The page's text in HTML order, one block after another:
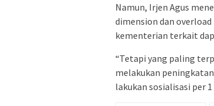
Namun, Irjen Agus
dimension dan
kementerian terkait
“Tetapi yang paling
melakukan
lakukan sosialisasi per